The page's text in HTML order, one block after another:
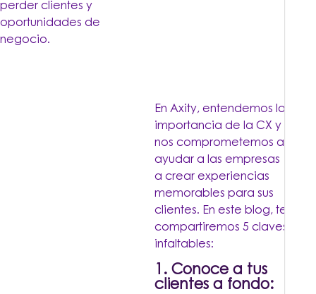
perder clientes y
oportunidades de
negocio.
En Axity, entendemos la
importancia de la CX y
nos comprometemos a
ayudar a las empresas
a crear experiencias
memorables para sus
clientes. En este blog, te
compartiremos 5 claves
infaltables:
1. Conoce a tus
clientes a fondo: